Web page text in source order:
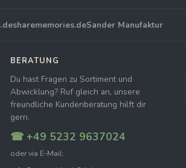
sharememories.deSander Manufaktur
BERATUNG
Du hast Fragen zu Sortiment und
Abwicklung? Ruf gleich an, unsere
freundliche Kundenberatung hilft dir
gern.
☎ +49 5232 9637024
oder via E-Mail: